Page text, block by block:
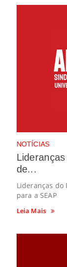
NOTÍCIAS
de...
Lideranças do
para a SEAP
Leia Mais